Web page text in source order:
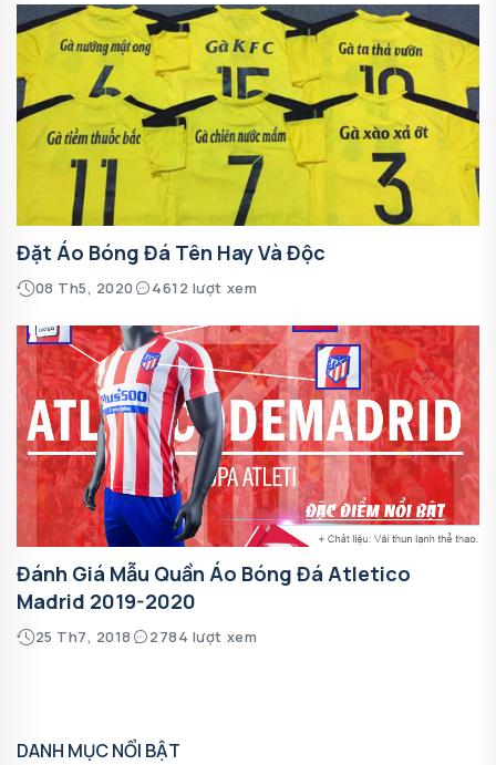
Đặt Áo Bóng Đá Tên Hay Và Độc
08 Th5, 2020 4612 lượt xem
Đánh Giá Mẫu Quần Áo Bóng Đá Atletico
Madrid 2019-2020
25 Th7, 2018 2784 lượt xem
DANH MỤC NỔI BẬT